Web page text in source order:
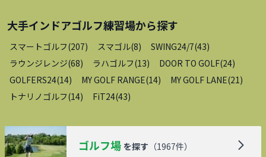
大手インドアゴルフ練習場から探す
スマートゴルフ(207) スマゴル(8) SWING24/7(43)
ラウンジレンジ(68) ラハゴルフ(13) DOOR TO GOLF(24)
GOLFERS24(14) MY GOLF RANGE(14) MY GOLF LANE(21 )
トナリノゴルフ(14) FiT24(43)
ゴルフ場 を探す （1967件）